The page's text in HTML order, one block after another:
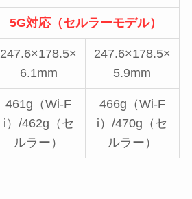
5G対応（セルラーモデル）
247.6×178.5×
6.1mm
247.6×178.5×
5.9mm
461g（Wi-F
i）/462g（セ
ルラー）
466g（Wi-F
i）/470g（セ
ルラー）